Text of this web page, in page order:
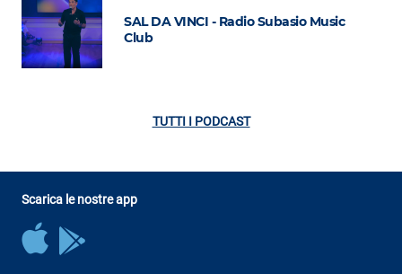
SAL DA VINCI - Radio Subasio Music
Club
TUTTI I PODCAST
Scarica le nostre app